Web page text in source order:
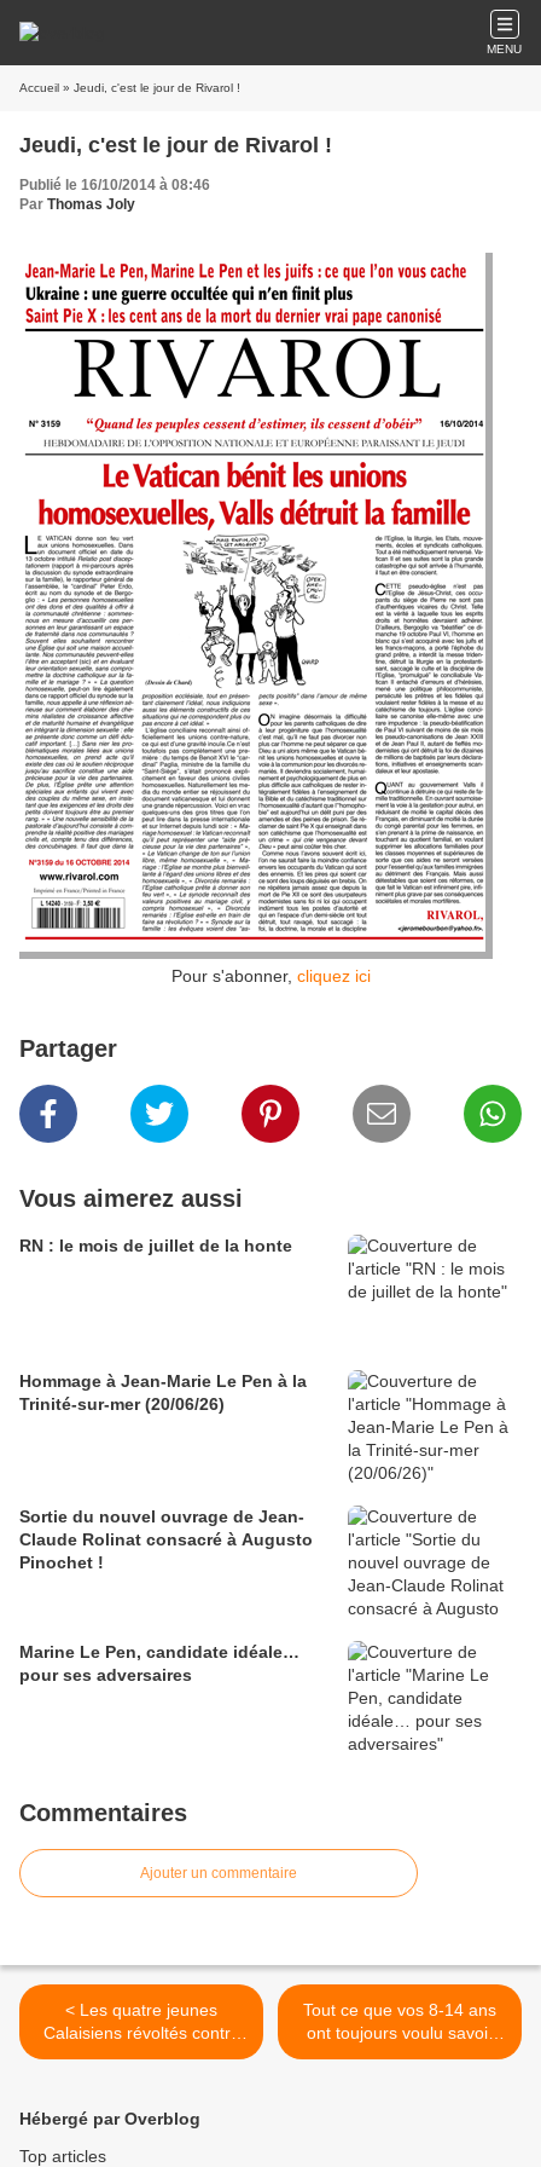
MENU
Accueil » Jeudi, c'est le jour de Rivarol !
Jeudi, c'est le jour de Rivarol !
Publié le 16/10/2014 à 08:46
Par Thomas Joly
Pour s'abonner, cliquez ici
Partager
Vous aimerez aussi
RN : le mois de juillet de la honte
Hommage à Jean-Marie Le Pen à la
Trinité-sur-mer (20/06/26)
Sortie du nouvel ouvrage de Jean-
Claude Rolinat consacré à Augusto
Pinochet !
Marine Le Pen, candidate idéale…
pour ses adversaires
Commentaires
Ajouter un commentaire
< Les quatre jeunes
Calaisiens révoltés contre
l’invasion lourdement
Tout ce que vos 8-14 ans
ont toujours voulu savoir
sur l’amour et la sexualité !
Hébergé par Overblog
Top articles